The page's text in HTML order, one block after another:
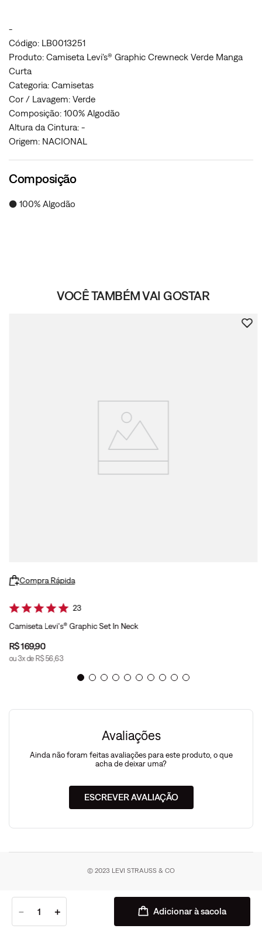
＋
－ Adicionar à sacola
-
Código: LB0013251
Produto: Camiseta Levi's® Graphic Crewneck Verde Manga
Curta
Categoria: Camisetas
Cor / Lavagem: Verde
Composição: 100% Algodão
Altura da Cintura: -
Origem: NACIONAL
Composição
● 100% Algodão
VOCÊ TAMBÉM VAI GOSTAR
Compra Rápida
23
Camiseta Levi's® Graphic Set In Neck
R$169,90
ou3x de R$ 56,63
Avaliações
Ainda não foram feitas avaliações para este produto, o que
acha de deixar uma?
ESCREVER AVALIAÇÃO
© 2023 LEVI STRAUSS & CO